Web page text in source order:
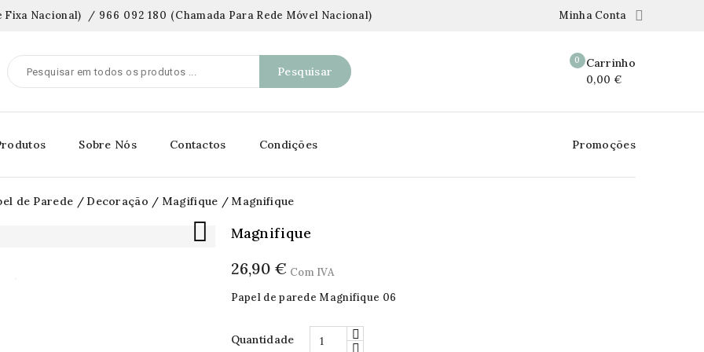
Fixa Nacional) / 966 092 180 (Chamada Para Rede Móvel Nacional) Minha Conta 
0 Carrinho
0,00 €
Pesquisar
Sobre Nós Contactos Condições Promoções
de Parede Decoração Magifique Magnifique
 Magnifique
26,90 € Com IVA
Papel de parede Magnifique 06
Quantidade